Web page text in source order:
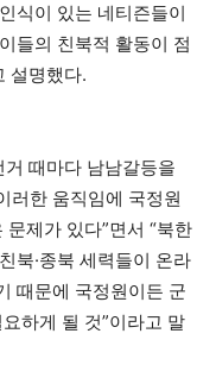
식이 있는 네티즌들이
들의 친북적 활동이 점
설명했다.
때마다 남남갈등을
러한 움직임에 국정원
제가 있다”면서 “북한
북·종북 세력들이 온라
때문에 국정원이든 군
하게 될 것”이라고 말